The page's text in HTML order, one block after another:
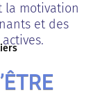
la motivation
et des
.